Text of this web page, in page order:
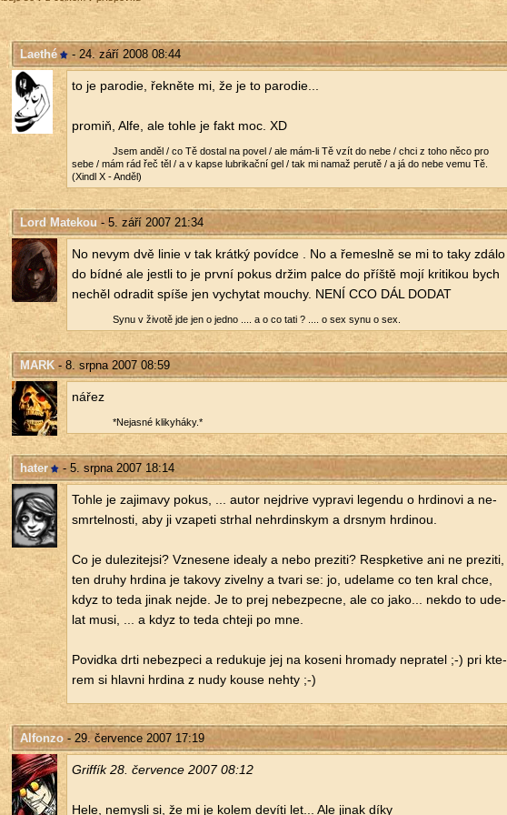
Laethé - 24. září 2008 08:44
to je pa­ro­die, řek­ně­te mi, že je to pa­ro­die...
promiň, Alfe, ale tohle je fakt moc. XD
Jsem anděl / co Tě do­stal na povel / ale mám-li Tě vzít do nebe / chci z toho něco pro
sebe / mám rád řeč těl / a v kapse lubri­kač­ní gel / tak mi namaž pe­ru­tě / a já do nebe vemu Tě.
(Xindl X - Anděl)
Lord Matekou - 5. září 2007 21:34
No nevym dvě linie v tak krát­ký po­víd­ce . No a ře­me­sl­ně se mi to taky zdálo
do bídné ale jest­li to je první pokus držim palce do příš­tě mojí kri­ti­kou bych
ne­chěl od­ra­dit spíše jen vy­chy­tat mou­chy. NENÍ CCO DÁL DODAT
Synu v ži­vo­tě jde jen o jedno .... a o co tati ? .... o sex synu o sex.
MARK- 8. srpna 2007 08:59
nářez
*Ne­jas­né kli­ky­há­ky.*
hater - 5. srpna 2007 18:14
Tohle je za­ji­ma­vy pokus, ... autor nej­dri­ve vy­pra­vi le­gen­du o hr­di­no­vi a ne­
smr­tel­nos­ti, aby ji vza­pe­ti str­hal ne­hr­din­skym a drs­nym hr­di­nou.
Co je du­le­zi­tejsi? Vzne­se­ne ide­a­ly a nebo pre­zi­ti? Re­sp­ke­ti­ve ani ne pre­zi­ti,
ten druhy hr­di­na je ta­ko­vy zi­vel­ny a tvari se: jo, ude­la­me co ten kral chce,
kdyz to teda jinak nejde. Je to prej ne­bez­pec­ne, ale co jako... nekdo to ude­
lat musi, ... a kdyz to teda chte­ji po mne.
Po­vid­ka drti ne­bez­pe­ci a re­du­ku­je jej na ko­se­ni hro­ma­dy ne­pra­tel ;-) pri kte­
rem si hlav­ni hr­di­na z nudy kouse nehty ;-)
Alfonzo- 29. července 2007 17:19
Gri­f­fík 28. čer­ven­ce 2007 08:12
Hele, ne­mys­li si, že mi je kolem de­ví­ti let... Ale jinak díky